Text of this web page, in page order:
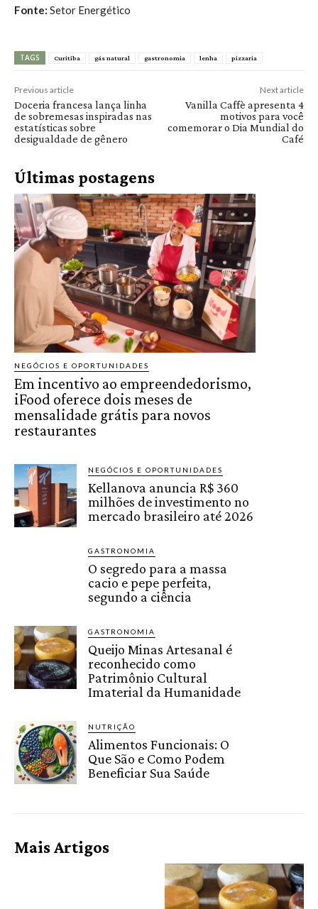
Fonte: Setor Energético
TAGS Curitiba gás natural gastronomia lenha pizzaria
Previous article
Doceria francesa lança linha
de sobremesas inspiradas nas
estatísticas sobre
desigualdade de gênero
Next article
Vanilla Caffè apresenta 4
motivos para você
comemorar o Dia Mundial do
Café
Últimas postagens
NEGÓCIOS E OPORTUNIDADES
Em incentivo ao empreendedorismo,
iFood oferece dois meses de
mensalidade grátis para novos
restaurantes
NEGÓCIOS E OPORTUNIDADES
Kellanova anuncia R$ 360
milhões de investimento no
mercado brasileiro até 2026
GASTRONOMIA
O segredo para a massa
cacio e pepe perfeita,
segundo a ciência
GASTRONOMIA
Queijo Minas Artesanal é
reconhecido como
Patrimônio Cultural
Imaterial da Humanidade
NUTRIÇÃO
Alimentos Funcionais: O
Que São e Como Podem
Beneficiar Sua Saúde
Mais Artigos